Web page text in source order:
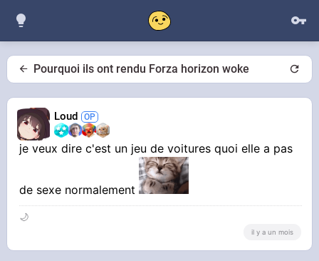
Pourquoi ils ont rendu Forza horizon woke
Loud
je veux dire c'est un jeu de voitures quoi elle a pas
de sexe normalement
🌙
il y a un mois